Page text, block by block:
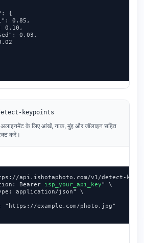
{
0.85,
0.10,
0.03,
keypoints
के लिए आंखें, नाक, मुंह और जॉलाइन सहित
करें।
api.ishotaphoto.com/v1/detect-
Bearer
isp_your_api_key" \
application/json" \
"https://example.com/photo.jpg"